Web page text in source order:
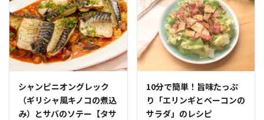
シャンピニオングレック
（ギリシャ風キノコの煮込
み）とサバのソテー【タサ
10分で簡単！旨味たっぷ
り「エリンギとベーコンの
サラダ」のレシピ